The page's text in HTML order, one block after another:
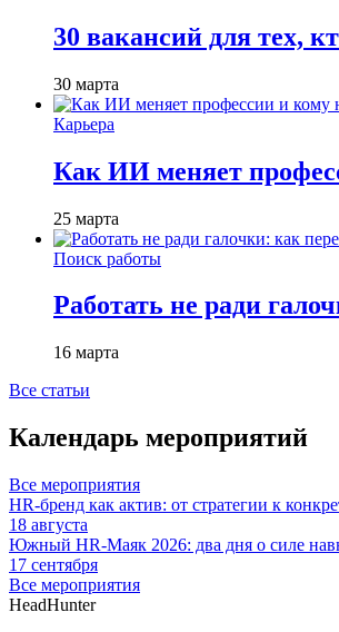
30 вакансий для тех,
30 марта
Карьера
Как ИИ меняет
25 марта
Поиск работы
Работать не ради
16 марта
Все статьи
Календарь мероприятий
Все мероприятия
HR-бренд как актив: от стратегии к
18 августа
Южный HR-Маяк 2026: два дня о силе
17 сентября
Все мероприятия
HeadHunter